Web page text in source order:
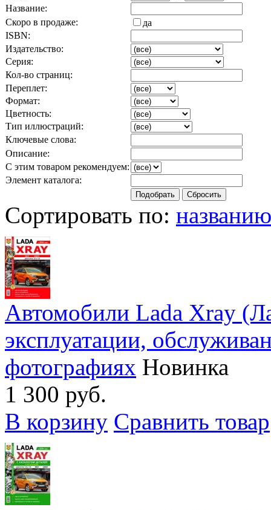
Название:
Скоро в продаже:
да
ISBN:
Издательство:
Серия:
Кол-во страниц:
Переплет:
Формат:
Цветность:
Тип иллюстраций:
Ключевые слова:
Описание:
С этим товаром рекомендуем:
Элемент каталога:
Сортировать по: названию
Автомобили Lada Xray
эксплуатации,
фотографиях Новинка
1 300 руб.
В корзину Сравнить товар